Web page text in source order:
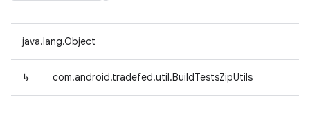
java.lang.Object
↳ com.android.tradefed.util.BuildTestsZipUtils